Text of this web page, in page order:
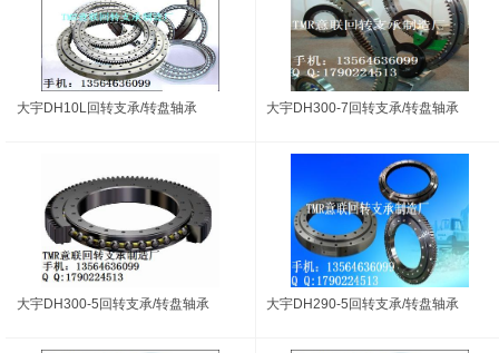
大宇DH10L回转支承/转盘轴承 大宇DH300-7回转支承/转盘轴承
大宇DH300-5回转支承/转盘轴承 大宇DH290-5回转支承/转盘轴承